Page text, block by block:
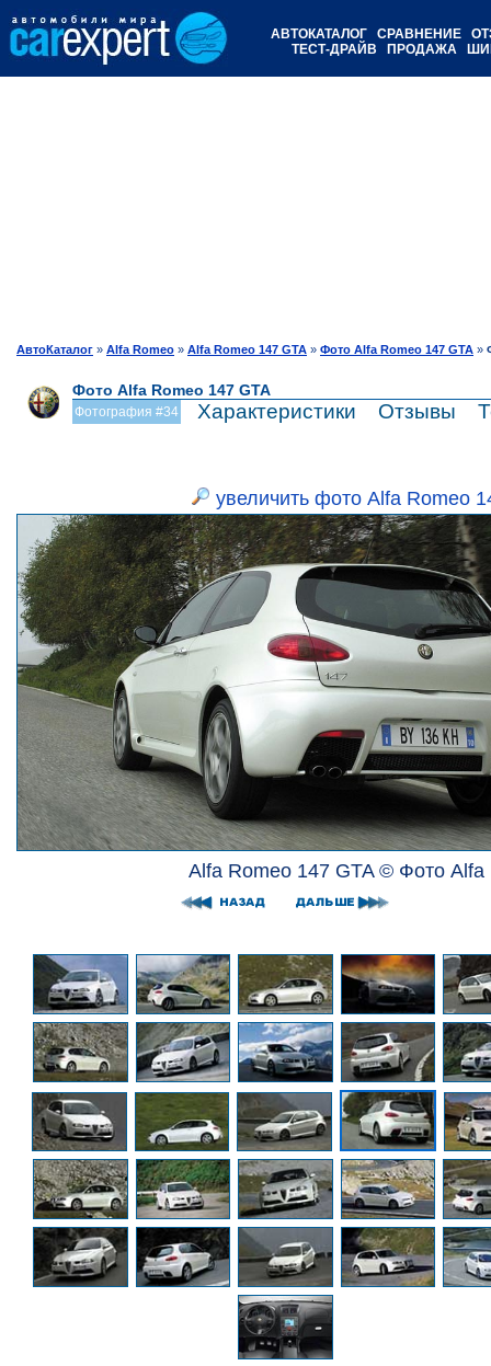
АВТОКАТАЛОГ СРАВНЕНИЕ
ТЕСТ-ДРАЙВ
ПРОДАЖА
АвтоКаталог » Alfa Romeo » Alfa Romeo 147 GTA » Фото Alfa Romeo 147 GTA »
Фото Alfa Romeo 147 GTA
Фотография #34 Характеристики Отзывы
увеличить фото Alfa Romeo
Alfa Romeo 147 GTA © Фото Alfa